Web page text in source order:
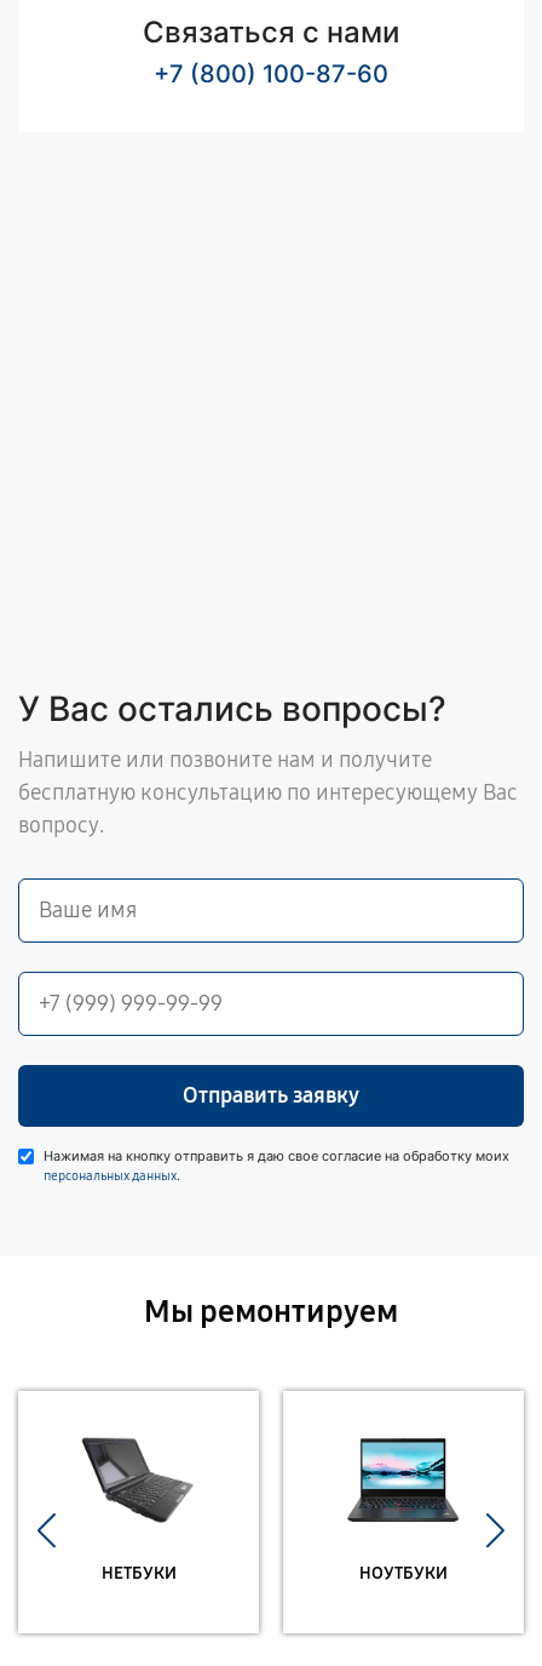
Связаться с нами
+7 (800) 100-87-60
У Вас остались вопросы?
Напишите или позвоните нам и получите
бесплатную консультацию по интересующему Вас
вопросу.
Отправить заявку
Нажимая на кнопку отправить я даю свое согласие на обработку моих
персональных данных.
Мы ремонтируем
НЕТБУКИ НОУТБУКИ